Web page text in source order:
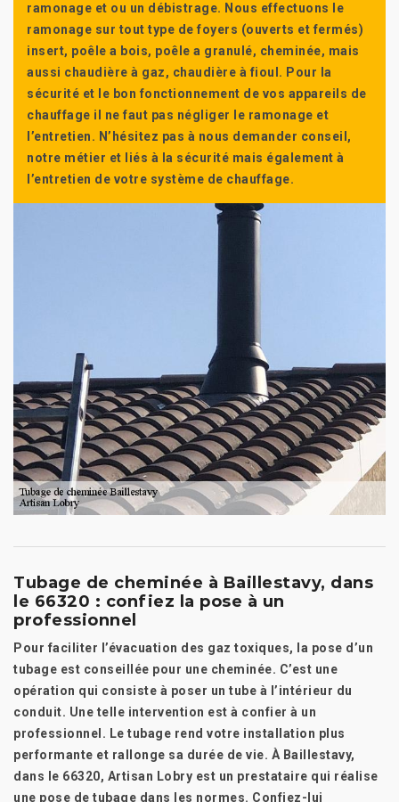
ramonage et ou un débistrage. Nous effectuons le
ramonage sur tout type de foyers (ouverts et fermés)
insert, poêle a bois, poêle a granulé, cheminée, mais
aussi chaudière à gaz, chaudière à fioul. Pour la
sécurité et le bon fonctionnement de vos appareils de
chauffage il ne faut pas négliger le ramonage et
l’entretien. N’hésitez pas à nous demander conseil,
notre métier et liés à la sécurité mais également à
l’entretien de votre système de chauffage.
Tubage de cheminée à Baillestavy, dans
le 66320 : confiez la pose à un
professionnel
Pour faciliter l’évacuation des gaz toxiques, la pose d’un
tubage est conseillée pour une cheminée. C’est une
opération qui consiste à poser un tube à l’intérieur du
conduit. Une telle intervention est à confier à un
professionnel. Le tubage rend votre installation plus
performante et rallonge sa durée de vie. À Baillestavy,
dans le 66320, Artisan Lobry est un prestataire qui réalise
une pose de tubage dans les normes. Confiez-lui